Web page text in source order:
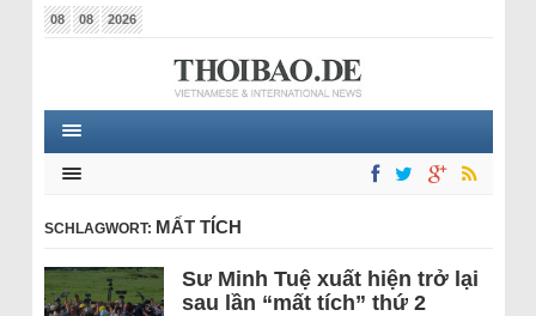
08 08 2026
SCHLAGWORT: MẤT TÍCH
Sư Minh Tuệ xuất hiện trở lại
sau lần “mất tích” thứ 2